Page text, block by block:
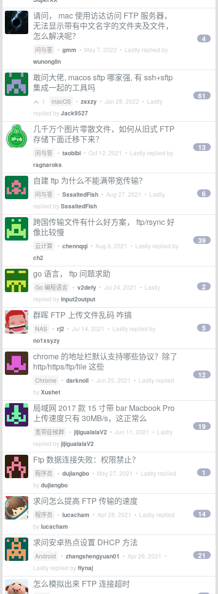
请问， mac 使用访达访问 FTP 服务器，
无法显示带有中文名字的文件夹及文件，
怎么解决呢？
问与答 • gmm • May 7, 2022 • Lastly replied by
wunonglin
4
敢问大佬, macos sftp 哪家强, 有 ssh+sftp
集成一起的工具吗
1 macOS • zsxzy • Jan 28, 2022 • Lastly
replied byJack9527
61
几千万个图片零散文件，如何从旧式 FTP
存储下面迁移下来？
问与答 • taobibi • Oct 12, 2021 • Lastly replied by
ragnaroks
13
自建 ftp 为什么不能满带宽传输？
问与答 • SssaltedFish • Aug 27, 2021 • Lastly
replied bySssaltedFish
6
跨国传输文件有什么好方案， ftp/rsync 好
像比较慢
云计算 • chennqqi • Aug 6, 2021 • Lastly replied by
ch2
39
go 语言， ftp 问题求助
Go 编程语言 • v2defy • Jul 24, 2021 • Lastly
replied byinput2output
2
群晖 FTP 上传文件乱码 咋搞
NAS • rj2 • Jul 14, 2021 • Lastly replied by
no1xsyzy
5
chrome 的地址栏默认支持哪些协议？除了
http/https/ftp/file 这些
Chrome • darknoll • Jun 25, 2021 • Lastly replied
byXushet
12
局域网 2017 款 15 寸带 bar Macbook Pro
上传速度只有 30MB/s，这正常么
宽带症候群 • jijigualalaV2 • Jun 11, 2021 • Lastly
replied by jijigualalaV2
19
Ftp 数据连接失败：权限禁止？
程序员 • dujiangbo • May 27, 2021 • Lastly replied
bydujiangbo
1
求问怎么提高 FTP 传输的速度
程序员 • lucacham • Apr 28, 2021 • Lastly replied
bylucacham
14
求问安卓热点设置 DHCP 方法
Android • zhangshengyuan01 • Apr 26, 2021 •
Lastly replied byflynaj
21
怎么模拟出来 FTP 连接超时